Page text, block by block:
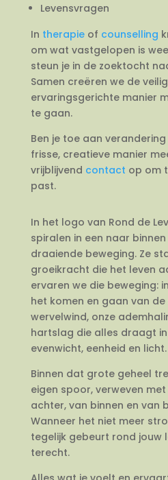
Levensvragen
In therapieof counselling
om wat vastgelopen is
steun je in de zoektocht
Samen creëren we de
ervaringsgerichte manier
te gaan.
Ben je toe aan
frisse, creatieve manier
vrijblijvend contact op om
past.
In het logo van Rond de
spiralen in een naar
draaiende beweging. Ze
groeikracht die het leven
ervaren we die beweging:
het komen en gaan van de
wervelwind, onze
hartslag die alles draagt
evenwicht, eenheid en licht.
Binnen dat grote geheel
eigen spoor, verweven
achter, van binnen en van
Wanneer het niet meer
tegelijk gebeurt rond jouw
terecht.